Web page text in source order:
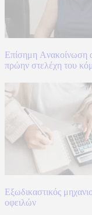
Επίσημη Aνακοίνωση
πρώην στελέχη του
Εξωδικαστικός
οφειλών